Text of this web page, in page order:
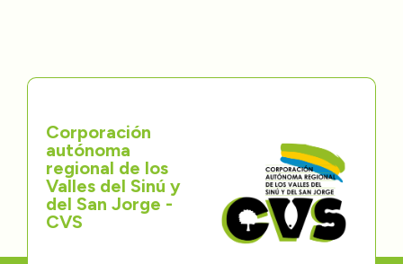
Participa
Trámites y Servicios
Contáctenos
Corporación
autónoma
regional de los
Valles del Sinú y
del San Jorge -
CVS